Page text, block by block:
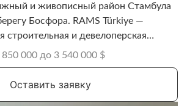
и живописный район Стамбула
Босфора. RAMS Türkiye —
строительная и девелоперская
инновационными сейсмостойкими
и международное присутствие.
850 000 до 3 540 000 $
Оставить заявку